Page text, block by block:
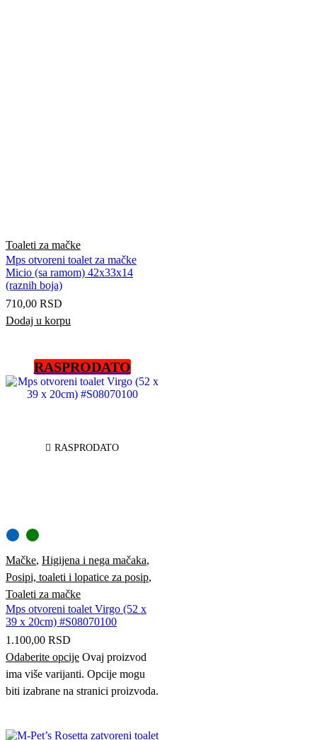
Toaleti za mačke
Mps otvoreni toalet za mačke
Micio (sa ramom) 42x33x14
(raznih boja)
710,00 RSD
Dodaj u korpu
RASPRODATO
RASPRODATO
Mačke, Higijena i nega mačaka,
Posipi, toaleti i lopatice za posip,
Toaleti za mačke
Mps otvoreni toalet Virgo (52 x
39 x 20cm) #S08070100
1.100,00 RSD
Odaberite opcije Ovaj proizvod
ima više varijanti. Opcije mogu
biti izabrane na stranici proizvoda.